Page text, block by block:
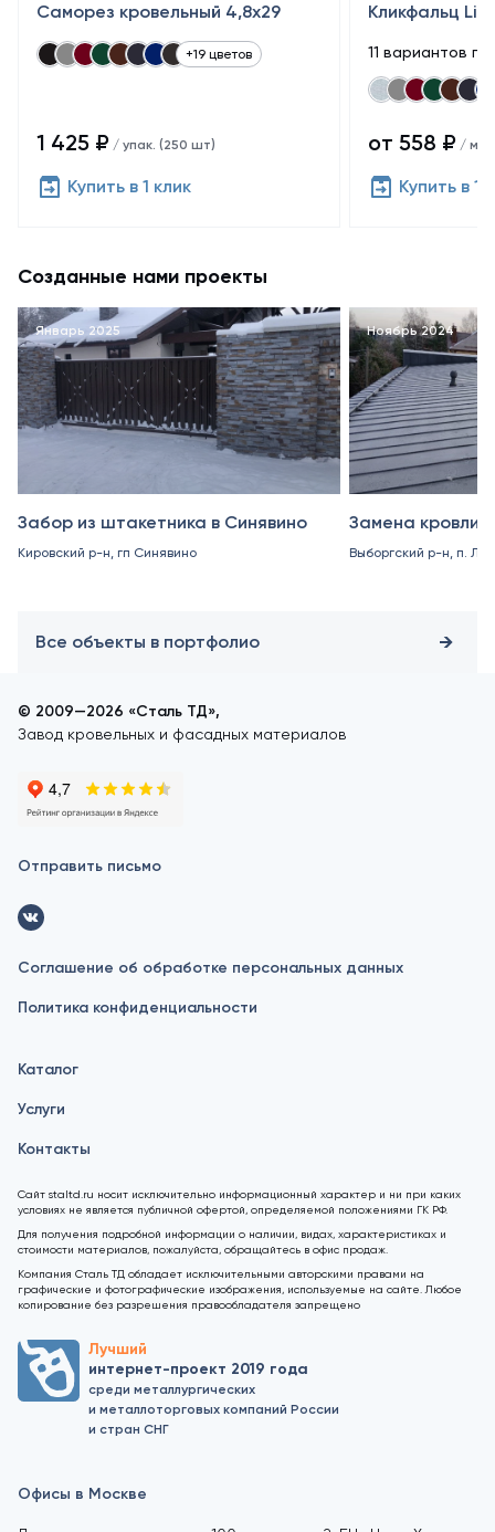
Саморез кровельный 4,8x29
+19 цветов
1 425 ₽ / упак. (250 шт)
Купить в 1 клик
Кликфальц
11 вариантов
от 558 ₽ / м²
Купить в 1
Созданные нами проекты
Январь 2025
Забор из штакетника в Синявино
Кировский р-н, гп Синявино
Ноябрь 2024
Замена кровли
Выборгский р-н, п.
Все объекты в портфолио
© 2009—2026 «Сталь ТД»,
Завод кровельных и фасадных материалов
Отправить письмо
Соглашение об обработке персональных данных
Политика конфиденциальности
Каталог
Услуги
Контакты
Сайт staltd.ru носит исключительно информационный характер и ни при каких
условиях не является публичной офертой, определяемой положениями ГК РФ.
Для получения подробной информации о наличии, видах, характеристиках и
стоимости материалов, пожалуйста, обращайтесь в офис продаж.
Компания Сталь ТД обладает исключительными авторскими правами на
графические и фотографические изображения, используемые на сайте. Любое
копирование без разрешения правообладателя запрещено
Лучший
интернет-проект 2019 года
среди металлургических
и металлоторговых компаний России
и стран СНГ
Офисы в Москве